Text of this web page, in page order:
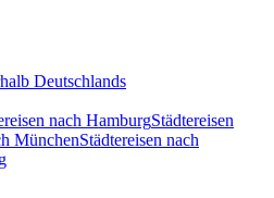
Deutschlands
nach HamburgStädtereisen
MünchenStädtereisen nach